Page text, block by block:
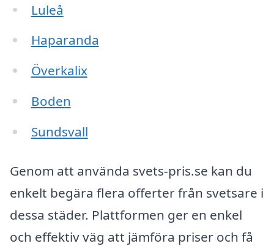
Luleå
Haparanda
Överkalix
Boden
Sundsvall
Genom att använda svets-pris.se kan du
enkelt begära flera offerter från svetsare i
dessa städer. Plattformen ger en enkel
och effektiv väg att jämföra priser och få